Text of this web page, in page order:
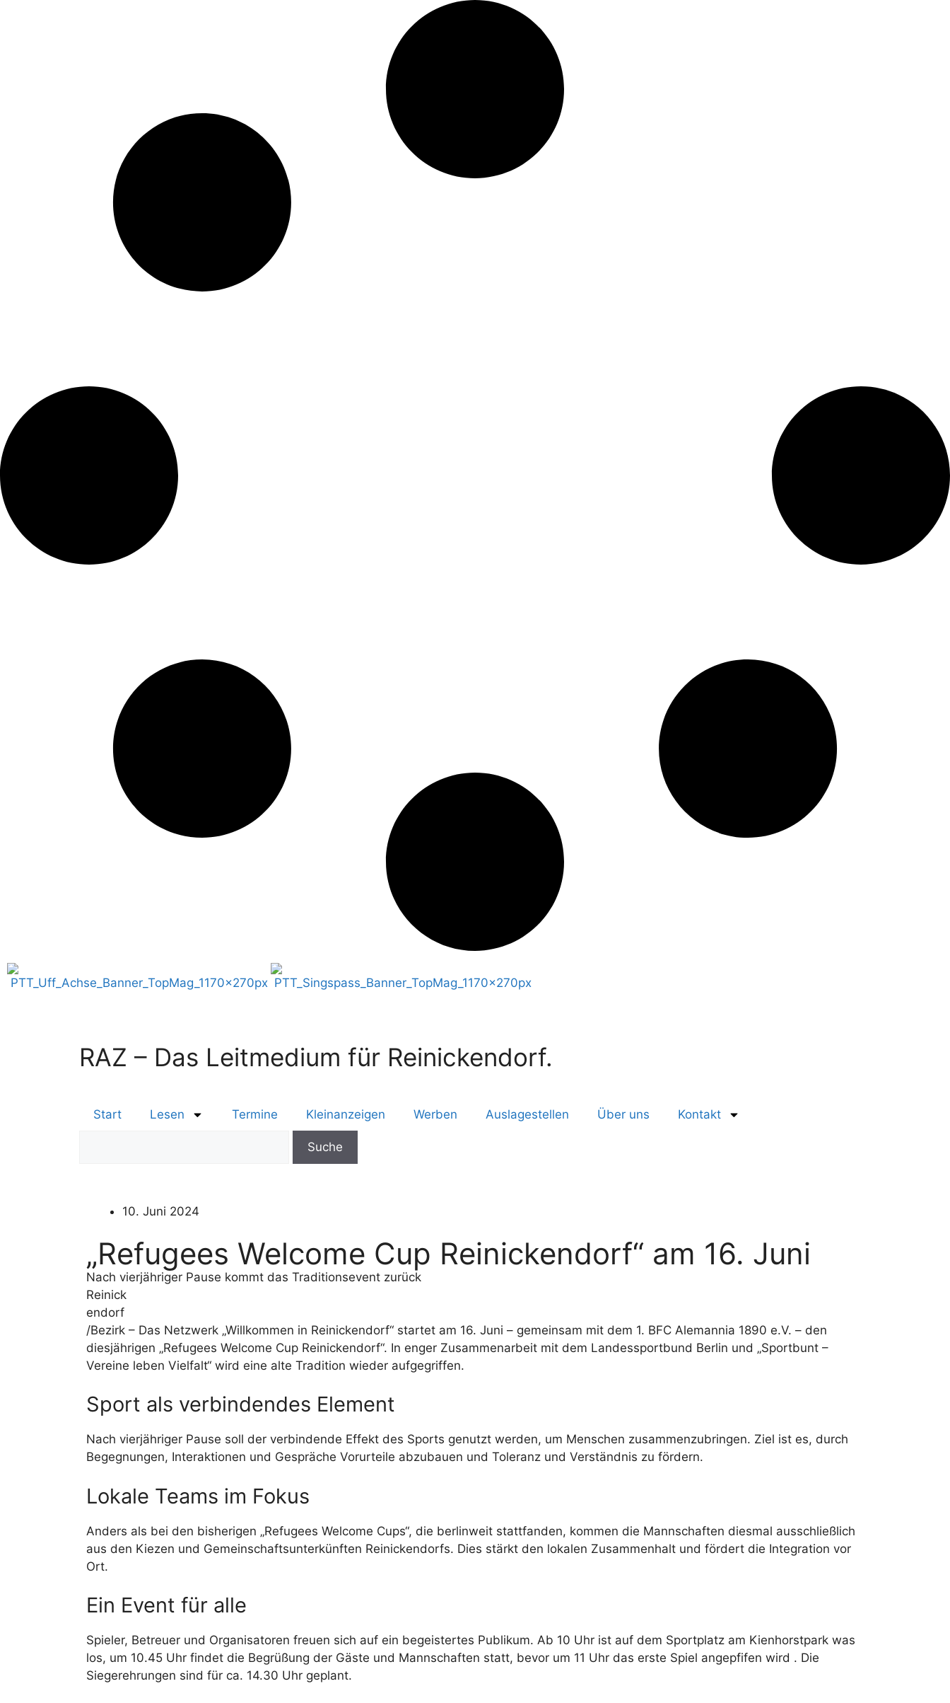
RAZ – Das Leitmedium für Reinickendorf.
Start Lesen Termine Kleinanzeigen Werben Auslagestellen Über uns Kontakt
10. Juni 2024
„Refugees Welcome Cup Reinickendorf“ am 16. Juni
Nach vierjähriger Pause kommt das Traditionsevent zurück
Reinick
endorf
/Bezirk – Das Netzwerk „Willkommen in Reinickendorf“ startet am 16. Juni – gemeinsam mit dem 1. BFC Alemannia 1890 e.V. – den
diesjährigen „Refugees Welcome Cup Reinickendorf“. In enger Zusammenarbeit mit dem Landessportbund Berlin und „Sportbunt –
Vereine leben Vielfalt“ wird eine alte Tradition wieder aufgegriffen.
Sport als verbindendes Element
Nach vierjähriger Pause soll der verbindende Effekt des Sports genutzt werden, um Menschen zusammenzubringen. Ziel ist es, durch
Begegnungen, Interaktionen und Gespräche Vorurteile abzubauen und Toleranz und Verständnis zu fördern.
Lokale Teams im Fokus
Anders als bei den bisherigen „Refugees Welcome Cups“, die berlinweit stattfanden, kommen die Mannschaften diesmal ausschließlich
aus den Kiezen und Gemeinschaftsunterkünften Reinickendorfs. Dies stärkt den lokalen Zusammenhalt und fördert die Integration vor
Ort.
Ein Event für alle
Spieler, Betreuer und Organisatoren freuen sich auf ein begeistertes Publikum. Ab 10 Uhr ist auf dem Sportplatz am Kienhorstpark was
los, um 10.45 Uhr findet die Begrüßung der Gäste und Mannschaften statt, bevor um 11 Uhr das erste Spiel angepfifen wird . Die
Siegerehrungen sind für ca. 14.30 Uhr geplant.